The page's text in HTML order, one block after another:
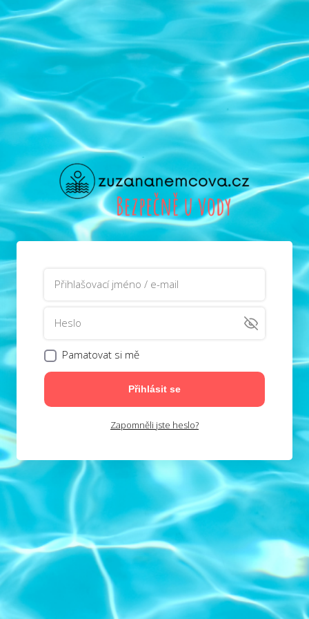
Pamatovat si mě
Přihlásit se
Zapomněli jste heslo?